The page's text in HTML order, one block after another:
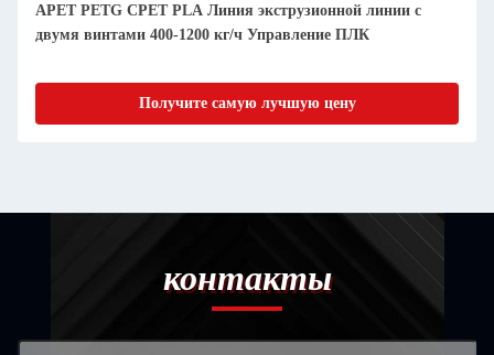
APET PETG CPET PLA Линия экструзионной линии с
двумя винтами 400-1200 кг/ч Управление ПЛК
Получите самую лучшую цену
контакты